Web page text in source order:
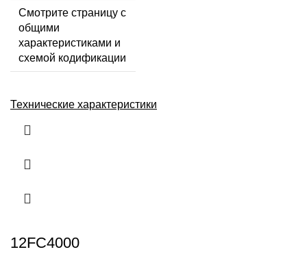
Смотрите страницу с
общими
характеристиками и
схемой кодификации
Технические характеристики
12FC4000